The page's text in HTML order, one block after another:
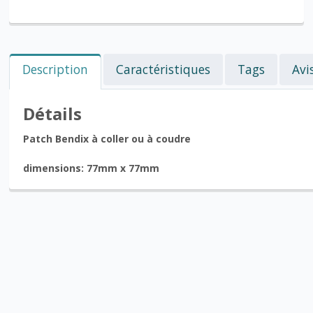
Description Caractéristiques Tags
Détails
Patch Bendix à coller ou à coudre
dimensions: 77mm x 77mm